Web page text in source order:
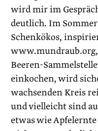
wird mir im
deutlich. Im
Schenkökos,
Beeren-
einkochen, wird
wachsenden Kreis
und vielleicht sind
etwas wie